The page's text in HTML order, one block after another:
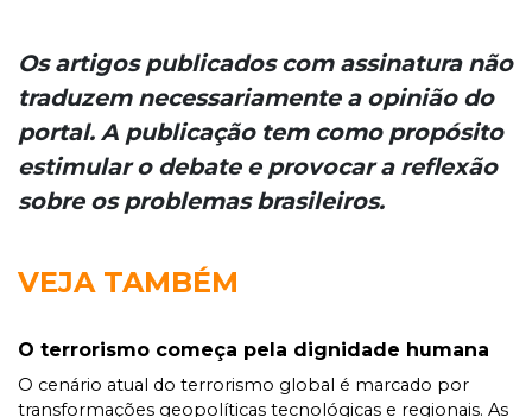
Os artigos publicados com assinatura não
traduzem necessariamente a opinião do
portal. A publicação tem como propósito
estimular o debate e provocar a reflexão
sobre os problemas brasileiros.
VEJA TAMBÉM
O terrorismo começa pela dignidade humana
O cenário atual do terrorismo global é marcado por
transformações geopolíticas tecnológicas e regionais. As